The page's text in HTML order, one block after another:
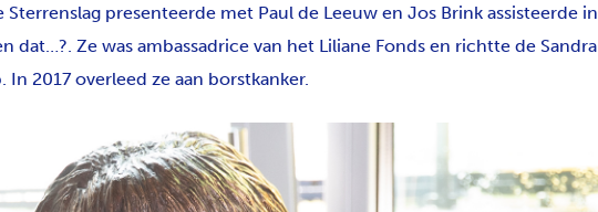
presenteerde met Paul de Leeuw en Jos Brink assisteerde in
dat…?. Ze was ambassadrice van het Liliane Fonds en richtte de Sandra
In 2017 overleed ze aan borstkanker.